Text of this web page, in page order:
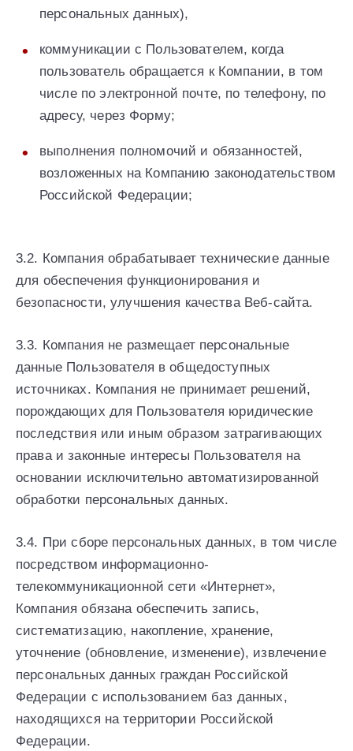
персональных данных),
коммуникации с Пользователем, когда
пользователь обращается к Компании, в том
числе по электронной почте, по телефону, по
адресу, через Форму;
выполнения полномочий и обязанностей,
возложенных на Компанию законодательством
Российской Федерации;
3.2. Компания обрабатывает технические данные
для обеспечения функционирования и
безопасности, улучшения качества Веб-сайта.
3.3. Компания не размещает персональные
данные Пользователя в общедоступных
источниках. Компания не принимает решений,
порождающих для Пользователя юридические
последствия или иным образом затрагивающих
права и законные интересы Пользователя на
основании исключительно автоматизированной
обработки персональных данных.
3.4. При сборе персональных данных, в том числе
посредством информационно-
телекоммуникационной сети «Интернет»,
Компания обязана обеспечить запись,
систематизацию, накопление, хранение,
уточнение (обновление, изменение), извлечение
персональных данных граждан Российской
Федерации с использованием баз данных,
находящихся на территории Российской
Федерации.